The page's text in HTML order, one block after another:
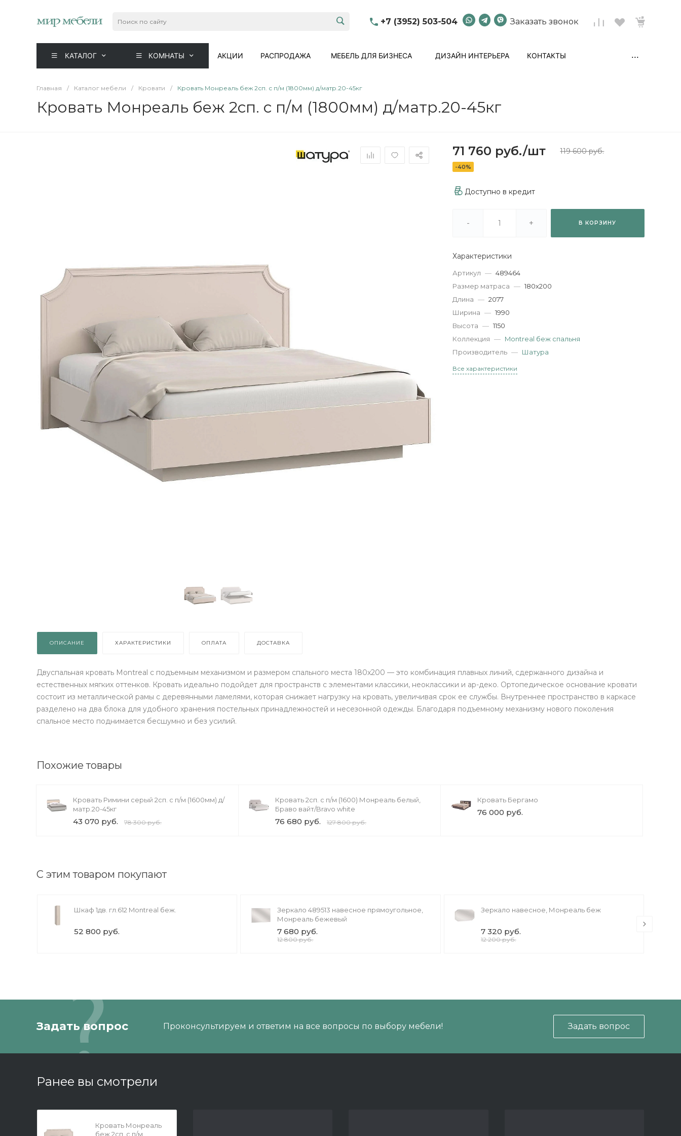
+7 (3952) 503-504 Заказать звонок
КАТАЛОГ КОМНАТЫ АКЦИИ РАСПРОДАЖА МЕБЕЛЬ ДЛЯ БИЗНЕСА ДИЗАЙН ИНТЕРЬЕРА КОНТАКТЫ ...
Главная / Каталог мебели / Кровати / Кровать Монреаль беж 2сп. с п/м (1800мм) д/матр.20-45кг
Кровать Монреаль беж 2сп. с п/м (1800мм) д/матр.20-45кг
71 760 руб./шт 119 600 руб.
-40%
Доступно в кредит
- + В КОРЗИНУ
Характеристики
Артикул — 489464
Размер матраса — 180х200
Длина — 2077
Ширина — 1990
Высота — 1150
Коллекция — Montreal беж спальня
Производитель — Шатура
Все характеристики
ОПИСАНИЕ ХАРАКТЕРИСТИКИ ОПЛАТА ДОСТАВКА
Двуспальная кровать Montreal с подъемным механизмом и размером спального места 180x200 — это комбинация плавных линий, сдержанного дизайна и
естественных мягких оттенков. Кровать идеально подойдет для пространств с элементами классики, неоклассики и ар-деко. Ортопедическое основание кровати
состоит из металлической рамы с деревянными ламелями, которая снижает нагрузку на кровать, увеличивая срок ее службы. Внутреннее пространство в каркасе
разделено на два блока для удобного хранения постельных принадлежностей и несезонной одежды. Благодаря подъемному механизму нового поколения
спальное место поднимается бесшумно и без усилий.
Похожие товары
Кровать Римини серый 2сп. с п/м (1600мм) д/
матр.20-45кг
43 070 руб. 78 300 руб.
Кровать 2сп. с п/м (1600) Монреаль белый,
Браво вайт/Bravo white
76 680 руб. 127 800 руб.
Кровать Бергамо
76 000 руб.
С этим товаром покупают
Шкаф 1дв. гл.612 Montreal беж.
52 800 руб.
Зеркало 489513 навесное прямоугольное,
Монреаль бежевый
7 680 руб.
12 800 руб.
Зеркало навесное, Монреаль беж
7 320 руб.
12 200 руб.
Задать вопрос Проконсультируем и ответим на все вопросы по выбору мебели! Задать вопрос
Ранее вы смотрели
Кровать Монреаль
беж 2сп. с п/м
Получи подарок просто
покрутив колесо
ХОЧУ ПОДАРОК
Доступно вращений: 1